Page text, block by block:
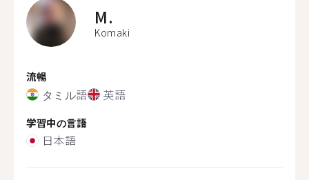
M.
Komaki
流暢
タミル語 英語
学習中の言語
日本語